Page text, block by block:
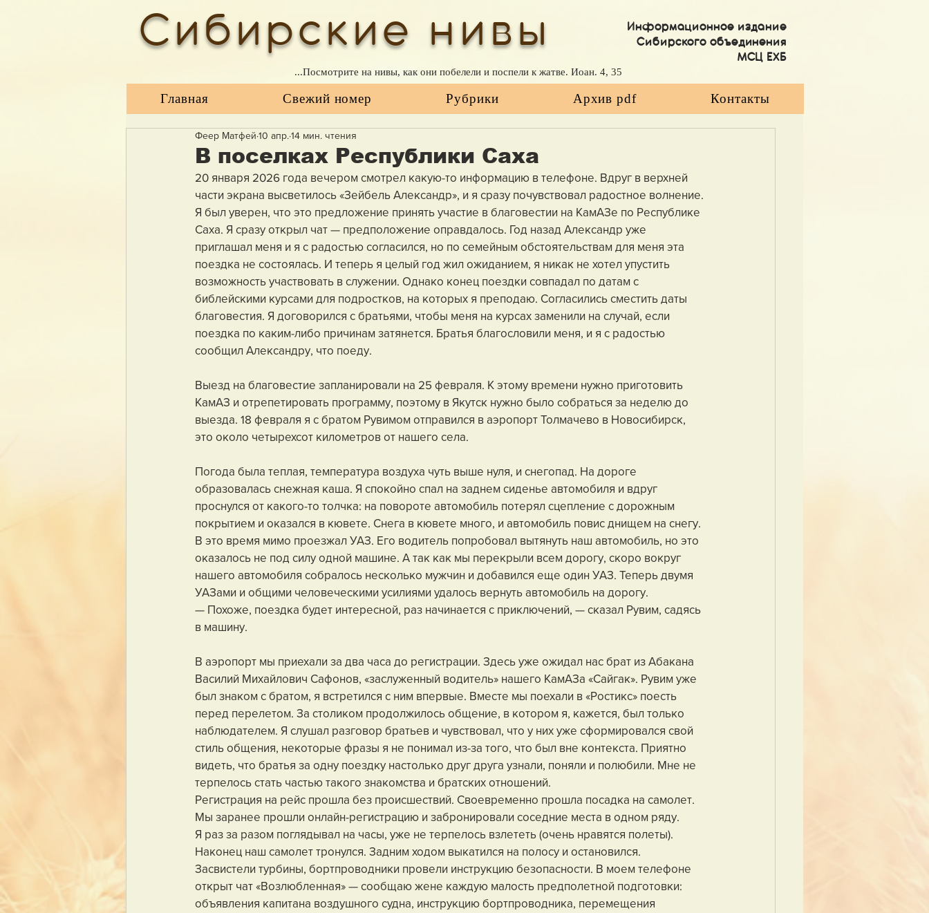
Сибирские нивы
Информационное издание
Сибирского объединения
МСЦ ЕХБ
...Посмотрите на нивы, как они побелели и поспели к жатве. Иоан. 4, 35
Главная Свежий номер Рубрики Архив pdf Контакты
В поселках Республики Саха
Феер Матфей 10 апр. 14 мин. чтения
20 января 2026 года вечером смотрел какую-то информацию в телефоне. Вдруг в верхней
части экрана высветилось «Зейбель Александр», и я сразу почувствовал радостное волнение.
Я был уверен, что это предложение принять участие в благовестии на КамАЗе по Республике
Саха. Я сразу открыл чат — предположение оправдалось. Год назад Александр уже
приглашал меня и я с радостью согласился, но по семейным обстоятельствам для меня эта
поездка не состоялась. И теперь я целый год жил ожиданием, я никак не хотел упустить
возможность участвовать в служении. Однако конец поездки совпадал по датам с
библейскими курсами для подростков, на которых я преподаю. Согласились сместить даты
благовестия. Я договорился с братьями, чтобы меня на курсах заменили на случай, если
поездка по каким-либо причинам затянется. Братья благословили меня, и я с радостью
сообщил Александру, что поеду.
Выезд на благовестие запланировали на 25 февраля. К этому времени нужно приготовить
КамАЗ и отрепетировать программу, поэтому в Якутск нужно было собраться за неделю до
выезда. 18 февраля я с братом Рувимом отправился в аэропорт Толмачево в Новосибирск,
это около четырехсот километров от нашего села.
Погода была теплая, температура воздуха чуть выше нуля, и снегопад. На дороге
образовалась снежная каша. Я спокойно спал на заднем сиденье автомобиля и вдруг
проснулся от какого-то толчка: на повороте автомобиль потерял сцепление с дорожным
покрытием и оказался в кювете. Снега в кювете много, и автомобиль повис днищем на снегу.
В это время мимо проезжал УАЗ. Его водитель попробовал вытянуть наш автомобиль, но это
оказалось не под силу одной машине. А так как мы перекрыли всем дорогу, скоро вокруг
нашего автомобиля собралось несколько мужчин и добавился еще один УАЗ. Теперь двумя
УАЗами и общими человеческими усилиями удалось вернуть автомобиль на дорогу.
— Похоже, поездка будет интересной, раз начинается с приключений, — сказал Рувим, садясь
в машину.
В аэропорт мы приехали за два часа до регистрации. Здесь уже ожидал нас брат из Абакана
Василий Михайлович Сафонов, «заслуженный водитель» нашего КамАЗа «Сайгак». Рувим уже
был знаком с братом, я встретился с ним впервые. Вместе мы поехали в «Ростикс» поесть
перед перелетом. За столиком продолжилось общение, в котором я, кажется, был только
наблюдателем. Я слушал разговор братьев и чувствовал, что у них уже сформировался свой
стиль общения, некоторые фразы я не понимал из-за того, что был вне контекста. Приятно
видеть, что братья за одну поездку настолько друг друга узнали, поняли и полюбили. Мне не
терпелось стать частью такого знакомства и братских отношений.
Регистрация на рейс прошла без происшествий. Своевременно прошла посадка на самолет.
Мы заранее прошли онлайн-регистрацию и забронировали соседние места в одном ряду.
Я раз за разом поглядывал на часы, уже не терпелось взлететь (очень нравятся полеты).
Наконец наш самолет тронулся. Задним ходом выкатился на полосу и остановился.
Засвистели турбины, бортпроводники провели инструкцию безопасности. В моем телефоне
открыт чат «Возлюбленная» — сообщаю жене каждую малость предполетной подготовки:
объявления капитана воздушного судна, инструкцию бортпроводника, перемещения